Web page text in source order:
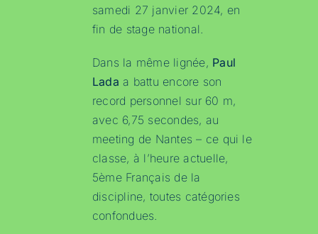
samedi 27 janvier 2024, en
fin de stage national.
Dans la même lignée, Paul
Lada a battu encore son
record personnel sur 60 m,
avec 6,75 secondes, au
meeting de Nantes – ce qui le
classe, à l’heure actuelle,
5ème Français de la
discipline, toutes catégories
confondues.